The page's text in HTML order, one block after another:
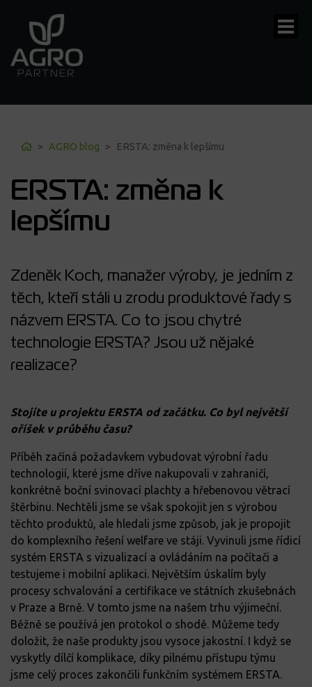
HomeAGRO blog ERSTA: změna k lepšímu
ERSTA: změna k
lepšímu
Zdeněk Koch, manažer výroby, je jedním z
těch, kteří stáli u zrodu produktové řady s
názvem ERSTA. Co to jsou chytré
technologie ERSTA? Jsou už nějaké
realizace?
Stojíte u projektu ERSTA od začátku. Co byl největší
oříšek v průběhu času?
Příběh začíná požadavkem vybudovat výrobní řadu
technologií, které jsme dříve nakupovali v zahraničí,
konkrétně boční svinovací plachty a hřebenovou větrací
štěrbinu. Nechtěli jsme se však spokojit jen s výrobou
těchto produktů, ale hledali jsme způsob, jak je propojit
do komplexního řešení welfare ve stáji. Vyvinuli jsme řídicí
systém ERSTA s vizualizací a ovládáním na počítači a
testujeme i mobilní aplikaci. Největším úskalím byly
procesy schvalování a certifikace ve státních zkušebnách
v Praze a Brně. V tomto jsme na našem trhu výjimeční.
Běžně se používá jen protokol o shodě. Můžeme tedy
doložit, že naše produkty jsou vysoce jakostní. I když se
vyskytly dílčí komplikace, díky pilnému přístupu týmu
jsme celý proces zakončili funkčním systémem ERSTA.